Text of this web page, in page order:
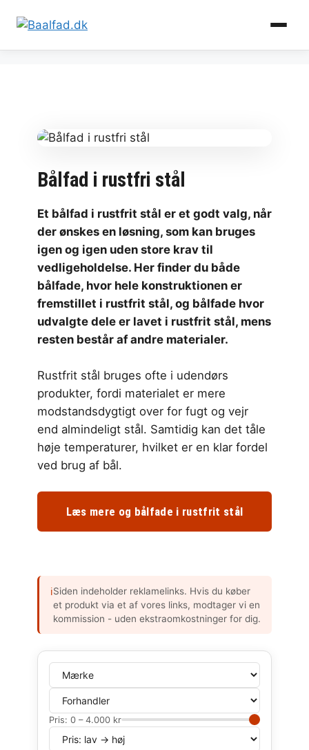
Bålfad i rustfri stål
Et bålfad i rustfrit stål er et godt valg, når
der ønskes en løsning, som kan bruges
igen og igen uden store krav til
vedligeholdelse. Her finder du både
bålfade, hvor hele konstruktionen er
fremstillet i rustfrit stål, og bålfade hvor
udvalgte dele er lavet i rustfrit stål, mens
resten består af andre materialer.
Rustfrit stål bruges ofte i udendørs
produkter, fordi materialet er mere
modstandsdygtigt over for fugt og vejr
end almindeligt stål. Samtidig kan det tåle
høje temperaturer, hvilket er en klar fordel
ved brug af bål.
Læs mere og bålfade i rustfrit stål
ℹSiden indeholder reklamelinks. Hvis du køber
et produkt via et af vores links, modtager vi en
kommission - uden ekstraomkostninger for dig.
Pris: 0 – 4.000 kr